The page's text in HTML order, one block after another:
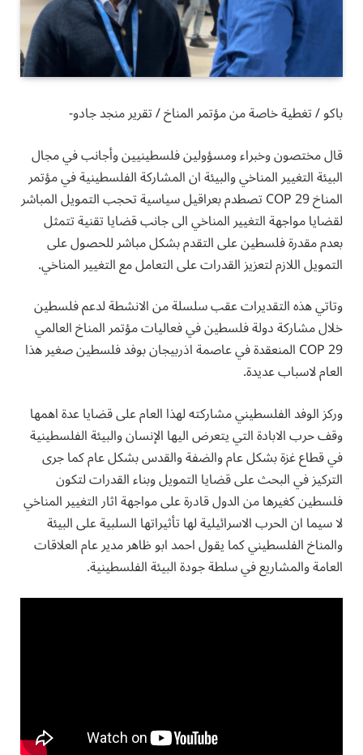
باكو / تغطية خاصة من مؤتمر المناخ / تقرير منجد جادو-
قال مختصون وخبراء ومسؤولين فلسطينيين وأجانب في مجال
البيئة التغيير المناخي والبيئة ان المشاركة الفلسطينية في مؤتمر
المناخ COP 29 تصطدم بعراقيل سياسية تحجب التمويل المباشر
لقضايا مواجهة التغيير المناخي الى جانب قضايا تقنية تتمثل
بعدم مقدرة فلسطين على التقدم بشكل مباشر للحصول على
التمويل اللازم لتعزيز القدرات على التعامل مع التغيير المناخي.
وتاتي هذه التقديرات عقب سلسلة من الانشطة لدعم فلسطين
خلال مشاركة دولة فلسطين في فعاليات مؤتمر المناخ العالمي
COP 29 المنعقدة في عاصمة اذربيجان بوفد فلسطين صغير هذا
العام لاسباب عديدة.
وركز الوفد الفلسطيني مشاركته لهذا العام على قضايا عدة اهمها
وقف حرب الابادة التي يتعرض اليها الإنسان والبيئة الفلسطينية
في قطاع غزة بشكل عام والضفة والقدس بشكل عام كما جرى
التركيز في البحث على قضايا التمويل وبناء القدرات لتكون
فلسطين كغيرها من الدول قادرة على مواجهة اثار التغيير المناخي
لا سيما ان الحرب الاسرائيلية لها تأثيراتها السلبية على البيئة
والمناخ الفلسطيني كما يقول احمد ابو ظاهر مدير عام العلاقات
العامة والمشاريع في سلطة جودة البيئة الفلسطينية.